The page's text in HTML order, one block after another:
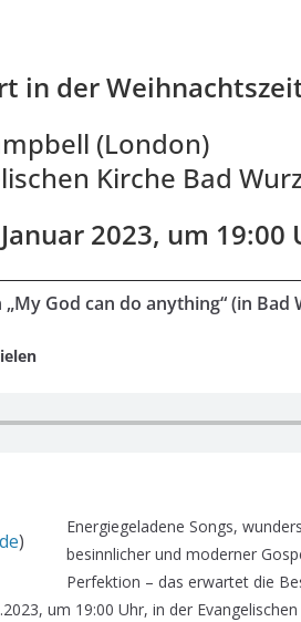
in der
(London)
Kirche Bad
2023, um 19:00
God can do anything“ (in Bad
)
Energiegeladene Songs,
besinnlicher und moderner
Perfektion – das erwartet die
um 19:00 Uhr, in der